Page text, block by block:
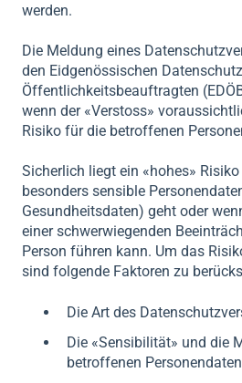
werden.
Die Meldung eines
den Eidgenössischen
Öffentlichkeitsbeauftragten (
wenn der «Verstoss»
Risiko für die betroffenen
Sicherlich liegt ein «hohes»
besonders sensible
Gesundheitsdaten) geht oder
einer schwerwiegenden
Person führen kann. Um das
sind folgende Faktoren zu
Die Art des
Die «Sensibilität» und die
betroffenen